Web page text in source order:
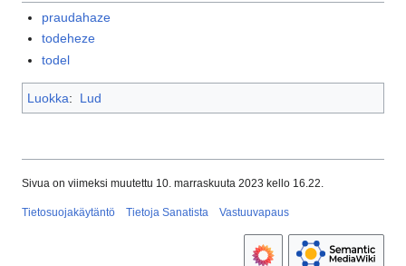
praudahaze
todeheze
todel
Luokka: Lud
Sivua on viimeksi muutettu 10. marraskuuta 2023 kello 16.22.
Tietosuojakäytäntö Tietoja Sanatista Vastuuvapaus